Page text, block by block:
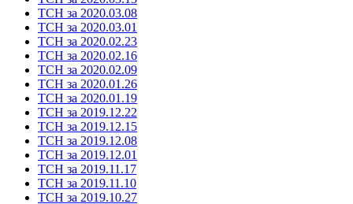
ТСН за 2020.03.08
ТСН за 2020.03.01
ТСН за 2020.02.23
ТСН за 2020.02.16
ТСН за 2020.02.09
ТСН за 2020.01.26
ТСН за 2020.01.19
ТСН за 2019.12.22
ТСН за 2019.12.15
ТСН за 2019.12.08
ТСН за 2019.12.01
ТСН за 2019.11.17
ТСН за 2019.11.10
ТСН за 2019.10.27